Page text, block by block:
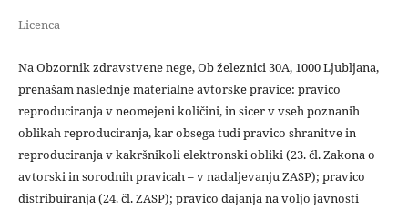
Licenca
Na Obzornik zdravstvene nege, Ob železnici 30A, 1000 Ljubljana,
prenašam naslednje materialne avtorske pravice: pravico
reproduciranja v neomejeni količini, in sicer v vseh poznanih
oblikah reproduciranja, kar obsega tudi pravico shranitve in
reproduciranja v kakršnikoli elektronski obliki (23. čl. Zakona o
avtorski in sorodnih pravicah – v nadaljevanju ZASP); pravico
distribuiranja (24. čl. ZASP); pravico dajanja na voljo javnosti